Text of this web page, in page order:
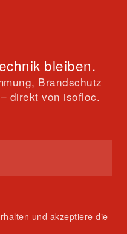
bleiben.
Brandschutz
direkt von isofloc.
und akzeptiere die